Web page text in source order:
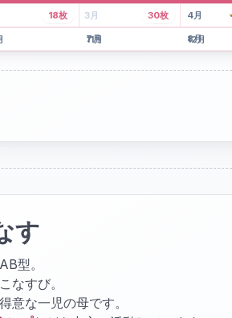
3月 4月
13枚
7月
6枚
8月
18枚
11月
30枚
12月
す
型。
なすび。
意な一児の母です。